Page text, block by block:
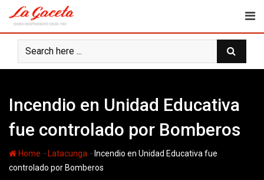
content
Incendio en Unidad Educativa
fue controlado por Bomberos
Home - Latacunga - Incendio en Unidad Educativa fue
controlado por Bomberos